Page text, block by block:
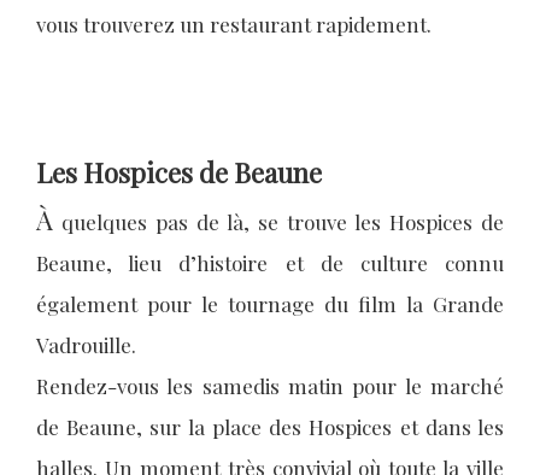
vous trouverez un restaurant rapidement.
Les Hospices de Beaune
À quelques pas de là, se trouve les Hospices de
Beaune, lieu d’histoire et de culture connu
également pour le tournage du film la Grande
Vadrouille.
Rendez-vous les samedis matin pour le marché
de Beaune, sur la place des Hospices et dans les
halles. Un moment très convivial où toute la ville